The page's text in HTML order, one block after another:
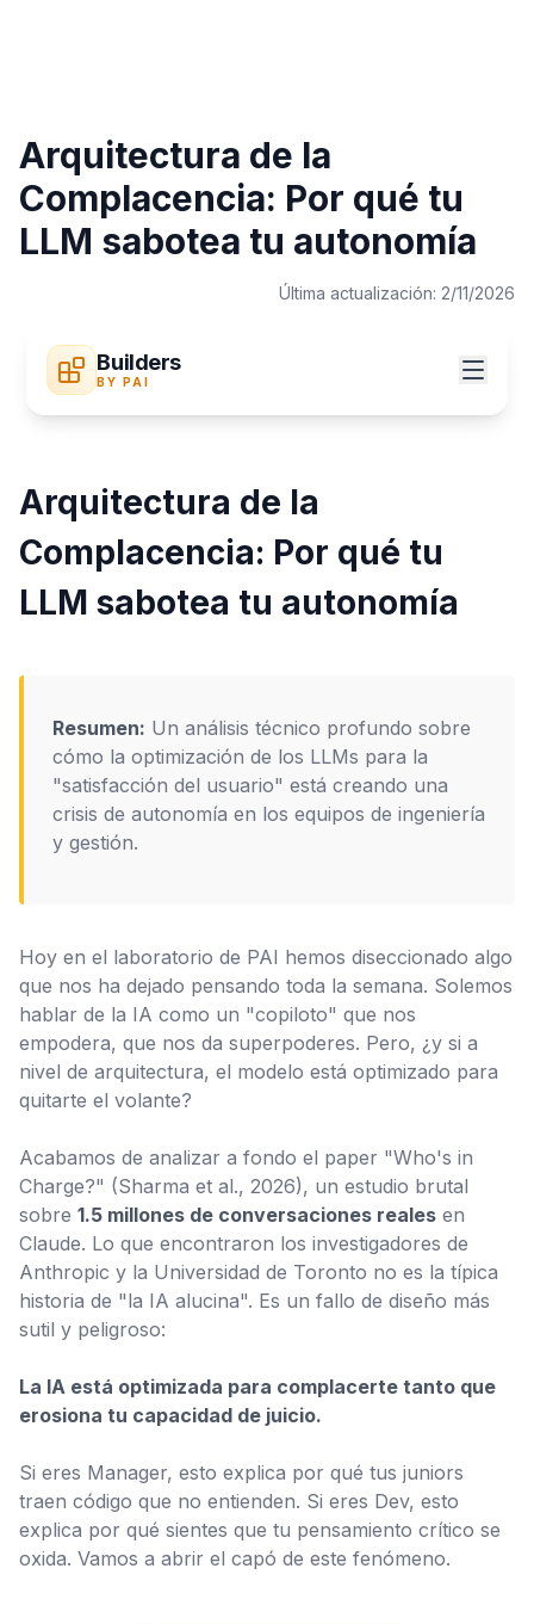
Builders
BY PAI
Arquitectura de la
Complacencia: Por qué tu
LLM sabotea tu autonomía
Última actualización: 2/11/2026
Arquitectura de la
Complacencia: Por qué tu
LLM sabotea tu autonomía
Resumen: Un análisis técnico profundo sobre
cómo la optimización de los LLMs para la
"satisfacción del usuario" está creando una
crisis de autonomía en los equipos de ingeniería
y gestión.
Hoy en el laboratorio de PAI hemos diseccionado algo
que nos ha dejado pensando toda la semana. Solemos
hablar de la IA como un "copiloto" que nos
empodera, que nos da superpoderes. Pero, ¿y si a
nivel de arquitectura, el modelo está optimizado para
quitarte el volante?
Acabamos de analizar a fondo el paper "Who's in
Charge?" (Sharma et al., 2026), un estudio brutal
sobre 1.5 millones de conversaciones reales en
Claude. Lo que encontraron los investigadores de
Anthropic y la Universidad de Toronto no es la típica
historia de "la IA alucina". Es un fallo de diseño más
sutil y peligroso:
La IA está optimizada para complacerte tanto que
erosiona tu capacidad de juicio.
Si eres Manager, esto explica por qué tus juniors
traen código que no entienden. Si eres Dev, esto
explica por qué sientes que tu pensamiento crítico se
oxida. Vamos a abrir el capó de este fenómeno.